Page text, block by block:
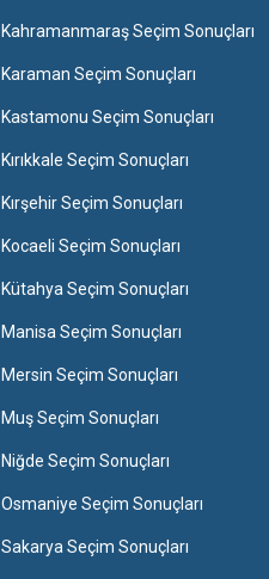
Kahramanmaraş Seçim Sonuçları
Karaman Seçim Sonuçları
Kastamonu Seçim Sonuçları
Kırıkkale Seçim Sonuçları
Kırşehir Seçim Sonuçları
Kocaeli Seçim Sonuçları
Kütahya Seçim Sonuçları
Manisa Seçim Sonuçları
Mersin Seçim Sonuçları
Muş Seçim Sonuçları
Niğde Seçim Sonuçları
Osmaniye Seçim Sonuçları
Sakarya Seçim Sonuçları